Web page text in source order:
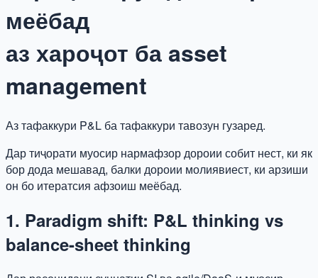
меёбад
аз хароҷот ба asset
management
Аз тафаккури P&L ба тафаккури тавозун гузаред.
Дар тиҷорати муосир нармафзор дороии собит нест, ки як
бор дода мешавад, балки дороии молиявиест, ки арзиши
он бо итератсия афзоиш меёбад.
1. Paradigm shift: P&L thinking vs
balance-sheet thinking